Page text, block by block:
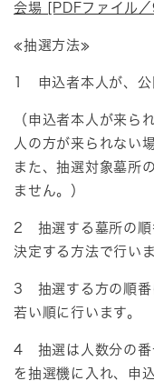
会場 [PDFファイル
≪抽選方法≫
1 申込者本人が、公
（申込者本人が来ら
人の方が来られない
また、抽選対象墓所
ません。）
2 抽選する墓所の順
決定する方法で行いま
3 抽選する方の順番
若い順に行います。
4 抽選は人数分の番
を抽選機に入れ、申